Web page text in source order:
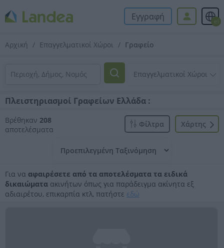
Εγγραφή el
Αρχική Επαγγελματικοί Χώροι Γραφείο
Πλειστηριασμοί Γραφείων Ελλάδα :
Βρέθηκαν 208
αποτελέσματα
Xάρτης
Φίλτρα
Για να αφαιρέσετε από τα αποτελέσματα τα ειδικά
δικαιώματα ακινήτων όπως για παράδειγμα ακίνητα εξ
αδιαιρέτου, επικαρπία κτλ, πατήστε εδώ